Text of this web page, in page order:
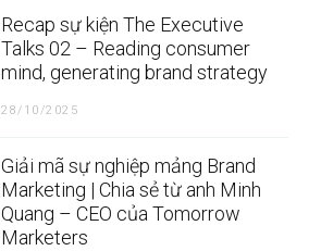
Recap sự kiện The Executive
Talks 02 – Reading consumer
mind, generating brand strategy
28/10/2025
Giải mã sự nghiệp mảng Brand
Marketing | Chia sẻ từ anh Minh
Quang – CEO của Tomorrow
Marketers